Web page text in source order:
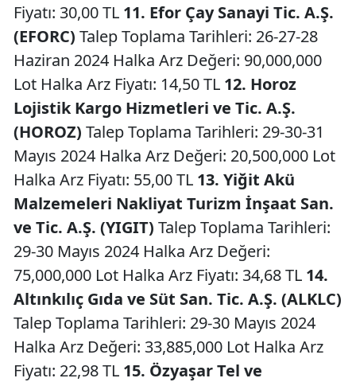
Fiyatı: 30,00 TL 11. Efor Çay Sanayi Tic. A.Ş.
(EFORC) Talep Toplama Tarihleri: 26-27-28
Haziran 2024 Halka Arz Değeri: 90,000,000
Lot Halka Arz Fiyatı: 14,50 TL 12. Horoz
Lojistik Kargo Hizmetleri ve Tic. A.Ş.
(HOROZ) Talep Toplama Tarihleri: 29-30-31
Mayıs 2024 Halka Arz Değeri: 20,500,000 Lot
Halka Arz Fiyatı: 55,00 TL 13. Yiğit Akü
Malzemeleri Nakliyat Turizm İnşaat San.
ve Tic. A.Ş. (YIGIT) Talep Toplama Tarihleri:
29-30 Mayıs 2024 Halka Arz Değeri:
75,000,000 Lot Halka Arz Fiyatı: 34,68 TL 14.
Altınkılıç Gıda ve Süt San. Tic. A.Ş. (ALKLC)
Talep Toplama Tarihleri: 29-30 Mayıs 2024
Halka Arz Değeri: 33,885,000 Lot Halka Arz
Fiyatı: 22,98 TL 15. Özyaşar Tel ve